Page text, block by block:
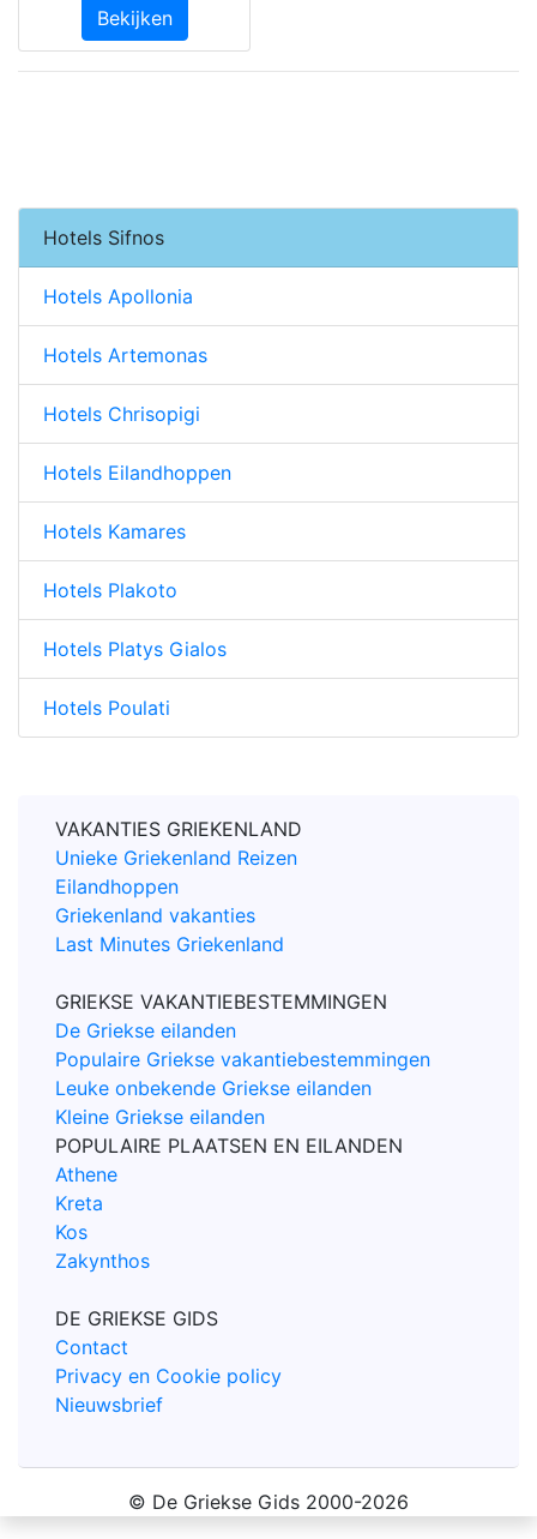
Bekijken
Hotels Sifnos
Hotels Apollonia
Hotels Artemonas
Hotels Chrisopigi
Hotels Eilandhoppen
Hotels Kamares
Hotels Plakoto
Hotels Platys Gialos
Hotels Poulati
VAKANTIES GRIEKENLAND
Unieke Griekenland Reizen
Eilandhoppen
Griekenland vakanties
Last Minutes Griekenland
GRIEKSE VAKANTIEBESTEMMINGEN
De Griekse eilanden
Populaire Griekse vakantiebestemmingen
Leuke onbekende Griekse eilanden
Kleine Griekse eilanden
POPULAIRE PLAATSEN EN EILANDEN
Athene
Kreta
Kos
Zakynthos
DE GRIEKSE GIDS
Contact
Privacy en Cookie policy
Nieuwsbrief
© De Griekse Gids 2000-2026